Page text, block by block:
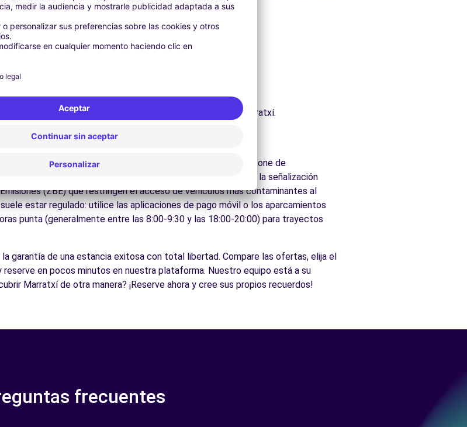
sus preguntas.
Marratxí y alrededores
casco antiguo y descubra su patrimonio arquitectónico.
y jardines para un descanso en plena naturaleza.
de la región, fácilmente accesibles en coche.
gastronomía regional en los restaurantes y mercados de Marratxí.
conducir en Marratxí
conductores con algunos consejos prácticos. la ciudad dispone de
las ciudades españolas, respete los límites de velocidad y la señalización
(ZBE) que restringen el acceso de vehículos más contaminantes al
estar regulado: utilice las aplicaciones de pago móvil o los aparcamientos
punta (generalmente entre las 8:00-9:30 y las 18:00-20:00) para trayectos
la garantía de una estancia exitosa con total libertad. Compare las ofertas, elija el
en pocos minutos en nuestra plataforma. Nuestro equipo está a su
Marratxí de otra manera? ¡Reserve ahora y cree sus propios recuerdos!
frecuentes